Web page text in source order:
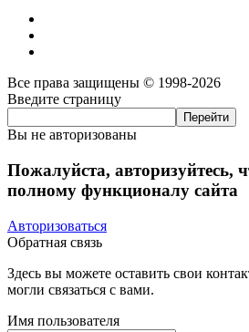
Все права защищены © 1998-2026
Введите страницу
Вы не авторизованы
Пожалуйста, авторизуйтесь,
полному функционалу сайта
Авторизоваться
Обратная связь
Здесь вы можете оставить свои
могли связаться с вами.
Имя пользователя